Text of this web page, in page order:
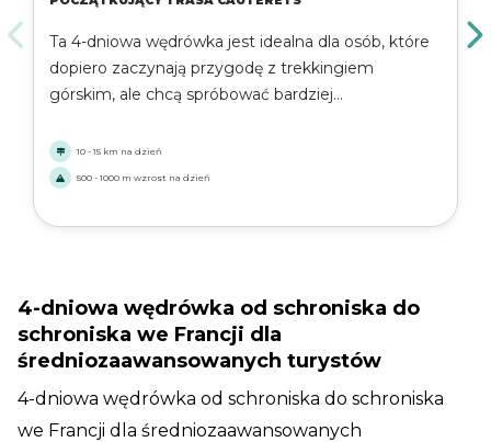
Ta 4-dniowa wędrówka jest idealna dla osób, które
dopiero zaczynają przygodę z trekkingiem
górskim, ale chcą spróbować bardziej
Rozpoczynając i kończąc w malowniczym
uzdrowiskowym miasteczku Cauterets, trasa
krystalicznie czystych jezior, przechodząc przez
oznakowanym szlakom, jest idealna dla
początkujących, którzy szukają kolejnego kroku.
10 - 15 km na dzień
500 - 1000 m wzrost na dzień
4-dniowa wędrówka od schroniska do
schroniska we Francji dla
średniozaawansowanych turystów
4-dniowa wędrówka od schroniska do schroniska
we Francji dla średniozaawansowanych